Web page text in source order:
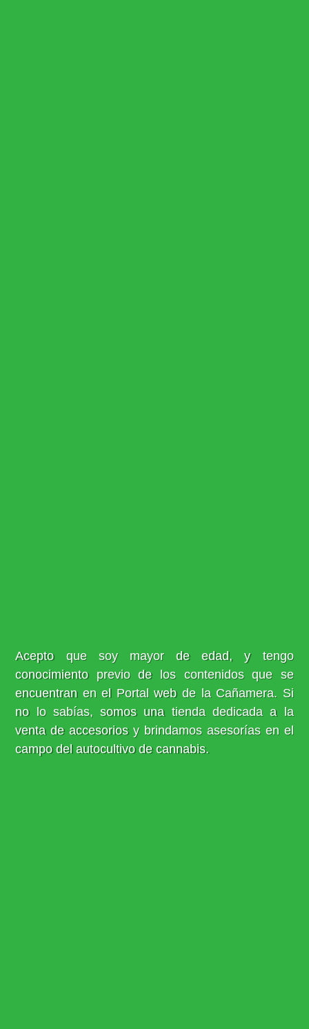
Acepto que soy mayor de edad, y tengo
conocimiento previo de los contenidos que se
encuentran en el Portal web de la Cañamera. Si
no lo sabías, somos una tienda dedicada a la
venta de accesorios y brindamos asesorías en el
campo del autocultivo de cannabis.